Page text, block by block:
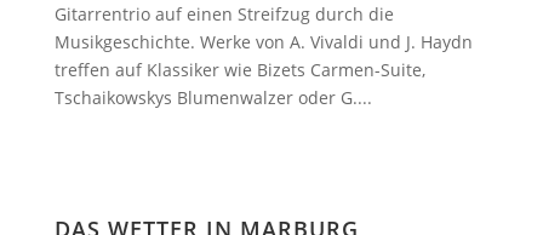
Gitarrentrio auf einen Streifzug durch die
Musikgeschichte. Werke von A. Vivaldi und J. Haydn
treffen auf Klassiker wie Bizets Carmen-Suite,
Tschaikowskys Blumenwalzer oder G....